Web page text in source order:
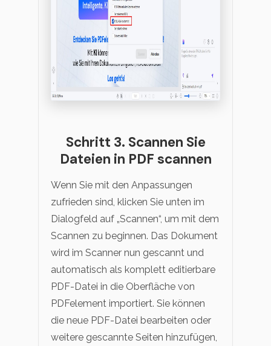
Schritt 3. Scannen Sie
Dateien in PDF scannen
Wenn Sie mit den Anpassungen
zufrieden sind, klicken Sie unten im
Dialogfeld auf „Scannen“, um mit dem
Scannen zu beginnen. Das Dokument
wird im Scanner nun gescannt und
automatisch als komplett editierbare
PDF-Datei in die Oberfläche von
PDFelement importiert. Sie können
die neue PDF-Datei bearbeiten oder
weitere gescannte Seiten hinzufügen,